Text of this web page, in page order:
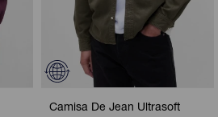
Camisa De Jean Ultrasoft